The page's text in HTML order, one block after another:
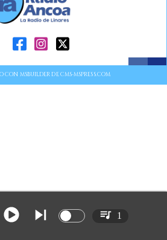
CON MSBUILDER DE CMS-MSPRESS.COM
1